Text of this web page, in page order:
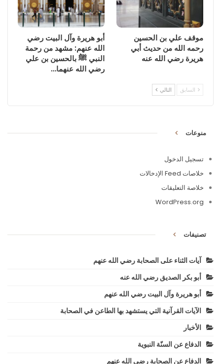
موقف علي بن الحسين
رحمه الله من حديث أبي
هريرة رضي الله عنه
أبو هريرة وآل البيت رضي
الله عنهم: مشهد من رحمة
النبي ﷺ بالحسين بن علي
رضي الله عنهما…
السابق التالي
منوعات
تسجيل الدخول
خلاصات Feed الإدخالات
خلاصة التعليقات
WordPress.org
تصنيفات
آيات الثناء على الصحابة رضي الله عنهم
أبو بكر الصديق رضي الله عنه
أبو هريرة وآل البيت رضي الله عنهم
الآيات القرآنية التي يستشهد بها الطاعن في الصحابة
الأخبار
الدفاع عن السنّة النبوية
الدفاع عن الصحابة رضي الله عنهم